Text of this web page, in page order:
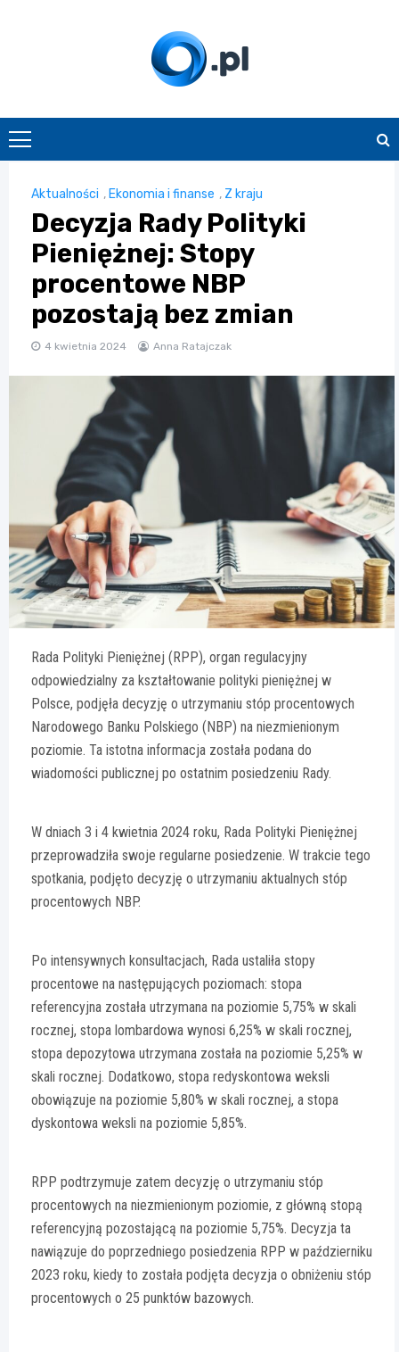
O.pl
Aktualności , Ekonomia i finanse , Z kraju
Decyzja Rady Polityki
Pieniężnej: Stopy
procentowe NBP
pozostają bez zmian
4 kwietnia 2024 Anna Ratajczak
Rada Polityki Pieniężnej (RPP), organ regulacyjny
odpowiedzialny za kształtowanie polityki pieniężnej w
Polsce, podjęła decyzję o utrzymaniu stóp procentowych
Narodowego Banku Polskiego (NBP) na niezmienionym
poziomie. Ta istotna informacja została podana do
wiadomości publicznej po ostatnim posiedzeniu Rady.
W dniach 3 i 4 kwietnia 2024 roku, Rada Polityki Pieniężnej
przeprowadziła swoje regularne posiedzenie. W trakcie tego
spotkania, podjęto decyzję o utrzymaniu aktualnych stóp
procentowych NBP.
Po intensywnych konsultacjach, Rada ustaliła stopy
procentowe na następujących poziomach: stopa
referencyjna została utrzymana na poziomie 5,75% w skali
rocznej, stopa lombardowa wynosi 6,25% w skali rocznej,
stopa depozytowa utrzymana została na poziomie 5,25% w
skali rocznej. Dodatkowo, stopa redyskontowa weksli
obowiązuje na poziomie 5,80% w skali rocznej, a stopa
dyskontowa weksli na poziomie 5,85%.
RPP podtrzymuje zatem decyzję o utrzymaniu stóp
procentowych na niezmienionym poziomie, z główną stopą
referencyjną pozostającą na poziomie 5,75%. Decyzja ta
nawiązuje do poprzedniego posiedzenia RPP w październiku
2023 roku, kiedy to została podjęta decyzja o obniżeniu stóp
procentowych o 25 punktów bazowych.